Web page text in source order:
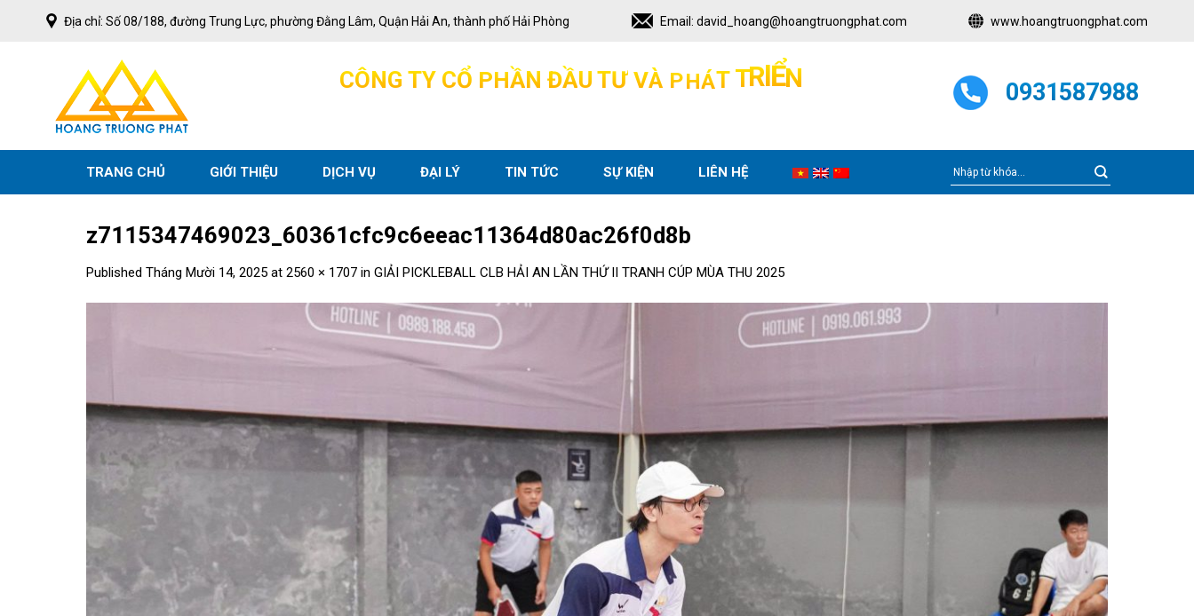
Địa chỉ: Số 08/188, đường Trung Lực, phường Đằng Lâm, Quận Hải An, thành phố Hải Phòng Email: david_hoang@hoangtruongphat.com www.hoangtruongphat.com
CÔNG TY CỔ PHẦN ĐẦU TƯ VÀ PHÁT TRIỂN 0931587988
TRANG CHỦ GIỚI THIỆU DỊCH VỤ ĐẠI LÝ TIN TỨC SỰ KIỆN LIÊN HỆ
z7115347469023_60361cfc9c6eeac11364d80ac26f0d8b
Published Tháng Mười 14, 2025 at 2560 × 1707 in GIẢI PICKLEBALL CLB HẢI AN LẦN THỨ II TRANH CÚP MÙA THU 2025